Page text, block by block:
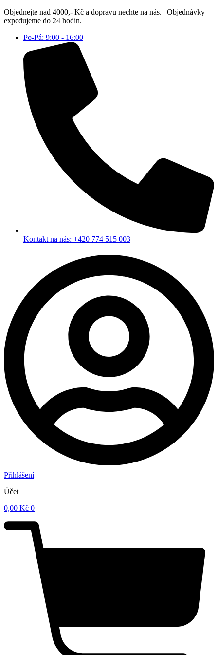
Přejít
k
Objednejte nad 4000,- Kč a dopravu nechte na nás. | Objednávky
expedujeme do 24 hodin.
Po-Pá: 9:00 - 16:00
Kontakt na nás: +420 774 515 003
Přihlášení
Účet
0,00 Kč 0